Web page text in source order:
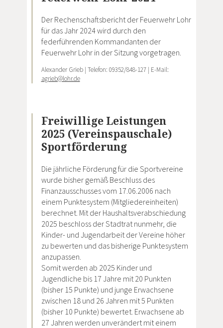
Der Rechenschaftsbericht der Feuerwehr Lohr
für das Jahr 2024 wird durch den
federführenden Kommandanten der
Feuerwehr Lohr in der Sitzung vorgetragen.
Alexander Grieb | Telefon: 09352/848-127 | E-Mail:
agrieb@lohr.de
Freiwillige Leistungen
2025 (Vereinspauschale)
Sportförderung
Die jährliche Förderung für die Sportvereine
wurde bisher gemäß Beschluss des
Finanzausschusses vom 17.06.2006 nach
einem Punktesystem (Mitgliedereinheiten)
berechnet. Mit der Haushaltsverabschiedung
2025 beschloss der Stadtrat nunmehr, die
Kinder- und Jugendarbeit der Vereine höher
zu bewerten und das bisherige Punktesystem
anzupassen.
Somit werden ab 2025 Kinder und
Jugendliche bis 17 Jahre mit 20 Punkten
(bisher 15 Punkte) und junge Erwachsene
zwischen 18 und 26 Jahren mit 5 Punkten
(bisher 10 Punkte) bewertet. Erwachsene ab
27 Jahren werden unverändert mit einem